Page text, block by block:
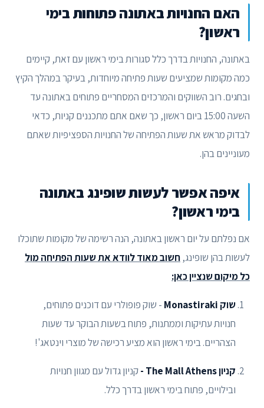
האם החנויות באתונה פתוחות בימי
ראשון?
באתונה, החנויות בדרך כלל סגורות בימי ראשון עם זאת, קיימים
כמה מקומות שמציעים שעות פתיחה מיוחדות, בעיקר במהלך הקיץ
ובחגים. רוב השווקים והמרכזים המסחריים פתוחים באתונה עד
השעה 15:00 ביום ראשון, כך שאם אתם מתכננים קניות, כדאי
לבדוק מראש את שעות הפתיחה של החנויות הספציפיות שאתם
מעוניינים בהן.
איפה אפשר לעשות שופינג באתונה
בימי ראשון?
אם נפלתם על יום ראשון באתונה, הנה רשימה של מקומות שתוכלו
לעשות בהן שופינג, חשוב מאוד לוודא את שעות הפתיחה מול
כל מיקום שנציין כאן:
שוק Monastiraki
- שוק פופולרי עם דוכנים פתוחים,
חנויות עתיקות וממתנות, פתוח בשעות הבוקר עד שעות
הצהריים. בימי ראשון הוא מציע רכישה של מוצרי וינטאג'!
קניון The Mall Athens -
קניון גדול עם מגוון חנויות
ובילויים, פתוח בימי ראשון בדרך כלל.